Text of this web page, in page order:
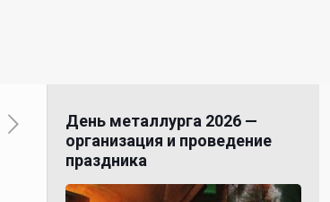
День металлурга 2026 —
организация и проведение
праздника